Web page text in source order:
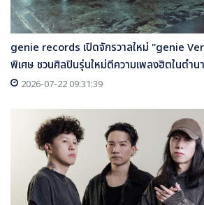
genie records เปิดจักรวาลใหม่ "genie
พิเศษ ชวนศิลปินรุ่นใหม่ตีความเพลงฮิตในตำน
2026-07-22 09:31:39